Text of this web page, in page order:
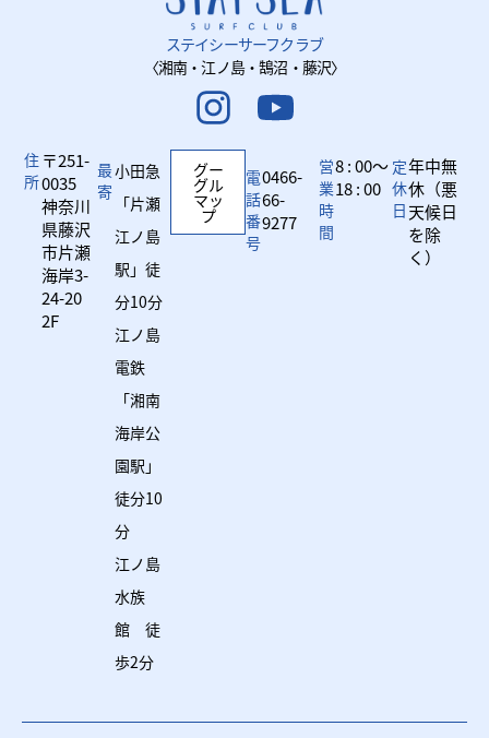
ステイシーサーフクラブ
〈湘南・江ノ島・鵠沼・藤沢〉
住
所
〒251-
0035
神奈川
県藤沢
市片瀬
海岸3-
24-20
2F
最
寄
小田急
「片瀬
江ノ島
駅」徒
分10分
江ノ島
電鉄
「湘南
海岸公
園駅」
徒分10
分
江ノ島
水族
館 徒
歩2分
グー
グル
マッ
プ
電
話
番
号
0466-
66-
9277
営
業
時
間
8 : 00～
18 : 00
定
休
日
年中無
休（悪
天候日
を除
く）